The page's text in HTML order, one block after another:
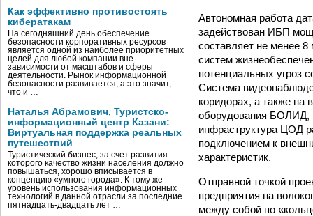
Как эффективно противостоять
кибератакам
На сегодняшний день обеспечение
безопасности корпоративных ресурсов
является одной из наиболее приоритетных
целей для любой компании вне
зависимости от масштабов и сферы
деятельности. Рынок информационной
безопасности развивается, а это значит,
что и …
Наталья Абрамович, Туристско-
информационный центр Казани:
Виртуальная поддержка реальных
путешествий
Туристический бизнес, за счет развития
которого качество жизни населения должно
повышаться, хорошо вписывается в
концепцию «умного города». К тому же
уровень использования информационных
технологий в данной отрасли за последние
пятнадцать-двадцать лет …
Автономная работа
задействован ИБП
составляет не менее
систем
потенциальных угроз
Система
коридорах, а также на
оборудования БОЛИД,
инфраструктура ЦОД
подключением к
характеристик.
Отправной точкой
предприятия на
между собой по